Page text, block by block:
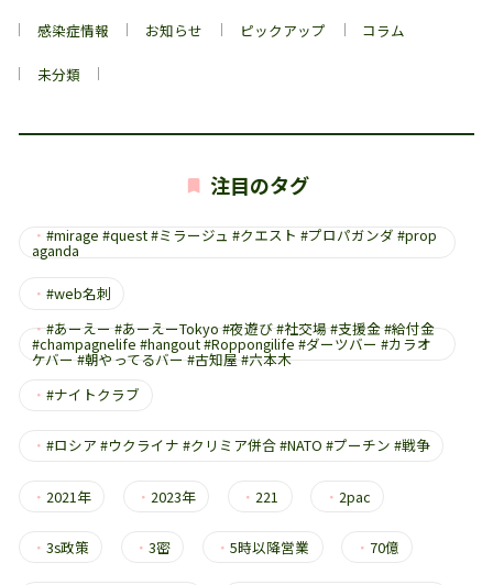
感染症情報 お知らせ ピックアップ コラム
未分類
注目のタグ
・ #mirage #quest #ミラージュ #クエスト #プロパガンダ #prop
aganda
・ #web名刺
・ #あーえー #あーえーTokyo #夜遊び #社交場 #支援金 #給付金
#champagnelife #hangout #Roppongilife #ダーツバー #カラオ
ケバー #朝やってるバー #古知屋 #六本木
・ #ナイトクラブ
・ #ロシア #ウクライナ #クリミア併合 #NATO #プーチン #戦争
・ 2021年 ・ 2023年 ・ 221 ・ 2pac
・ 3s政策 ・3密 ・5時以降営業 ・ 70億